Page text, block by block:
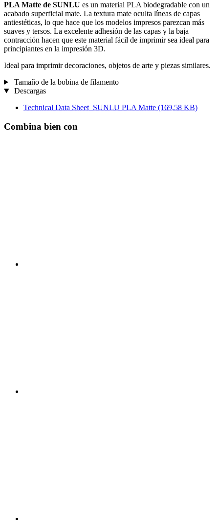
PLA Matte de SUNLU es un material PLA biodegradable con un
acabado superficial mate. La textura mate oculta líneas de capas
antiestéticas, lo que hace que los modelos impresos parezcan más
suaves y tersos. La excelente adhesión de las capas y la baja
contracción hacen que este material fácil de imprimir sea ideal para
principiantes en la impresión 3D.
Ideal para imprimir decoraciones, objetos de arte y piezas similares.
Tamaño de la bobina de filamento
Descargas
Technical Data Sheet_SUNLU PLA Matte (169,58 KB)
Combina bien con